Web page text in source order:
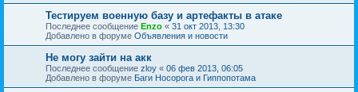
Тестируем военную базу и артефакты в атаке
Последнее сообщение Enzo « 31 окт 2013, 13:30
Добавлено в форуме Объявления и новости
Не могу зайти на акк
Последнее сообщение zloy « 06 фев 2013, 06:05
Добавлено в форуме Баги Носорога и Гиппопотама